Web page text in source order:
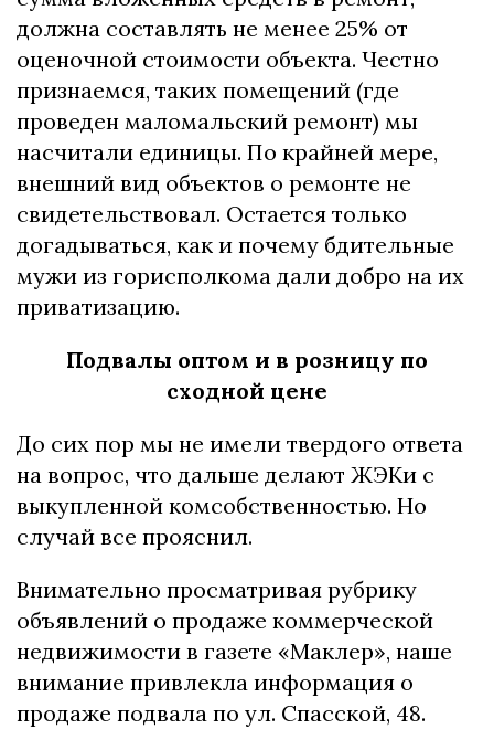
должна составлять не менее 25% от
оценочной стоимости объекта. Честно
признаемся, таких помещений (где
проведен маломальский ремонт) мы
насчитали единицы. По крайней мере,
внешний вид объектов о ремонте не
свидетельствовал. Остается только
догадываться, как и почему бдительные
мужи из горисполкома дали добро на их
приватизацию.
Подвалы оптом и в розницу по
сходной цене
До сих пор мы не имели твердого ответа
на вопрос, что дальше делают ЖЭКи с
выкупленной комсобственностью. Но
случай все прояснил.
Внимательно просматривая рубрику
объявлений о продаже коммерческой
недвижимости в газете «Маклер», наше
внимание привлекла информация о
продаже подвала по ул. Спасской, 48.